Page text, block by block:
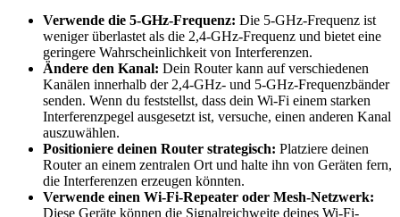
Verwende die 5-GHz-Frequenz: Die 5-GHz-Frequenz ist
weniger überlastet als die 2,4-GHz-Frequenz und bietet eine
geringere Wahrscheinlichkeit von Interferenzen.
Ändere den Kanal: Dein Router kann auf verschiedenen
Kanälen innerhalb der 2,4-GHz- und 5-GHz-Frequenzbänder
senden. Wenn du feststellst, dass dein Wi-Fi einem starken
Interferenzpegel ausgesetzt ist, versuche, einen anderen Kanal
auszuwählen.
Positioniere deinen Router strategisch: Platziere deinen
Router an einem zentralen Ort und halte ihn von Geräten fern,
die Interferenzen erzeugen könnten.
Verwende einen Wi-Fi-Repeater oder Mesh-Netzwerk:
Diese Geräte können die Signalreichweite deines Wi-Fi-